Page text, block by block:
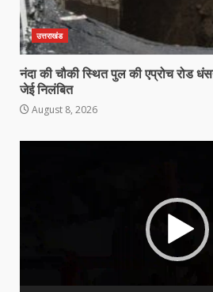
उत्तराखंड
नंदा की चौकी स्थित पुल की एप्रोच रोड
जेई निलंबित
August 8, 2026